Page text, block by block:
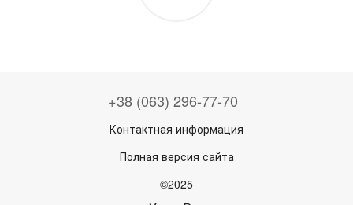
+38 (063) 296-77-70
Контактная информация
Полная версия сайта
©2025